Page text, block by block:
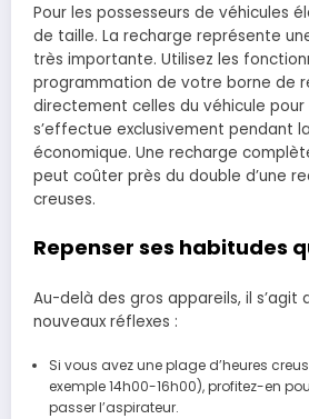
Pour les possesseurs de véhicules
de taille. La recharge représente
très importante. Utilisez les
programmation de votre borne de
directement celles du véhicule
s’effectue exclusivement pendant
économique. Une recharge
peut coûter près du double d’une
creuses.
Repenser ses habitudes
Au-delà des gros appareils, il s’agit
nouveaux réflexes :
Si vous avez une plage d’heures
exemple 14h00-16h00), profitez-en
passer l’aspirateur.